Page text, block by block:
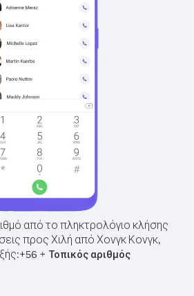
από το πληκτρολόγιο κλήσης
προς Χιλή από Χονγκ Κονγκ,
+56 + Τοπικός αριθμός